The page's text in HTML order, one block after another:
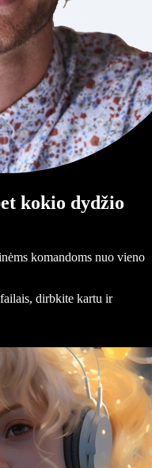
kokio dydžio
komandoms nuo vieno
dirbkite kartu ir